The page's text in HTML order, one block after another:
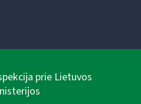
prie Lietuvos